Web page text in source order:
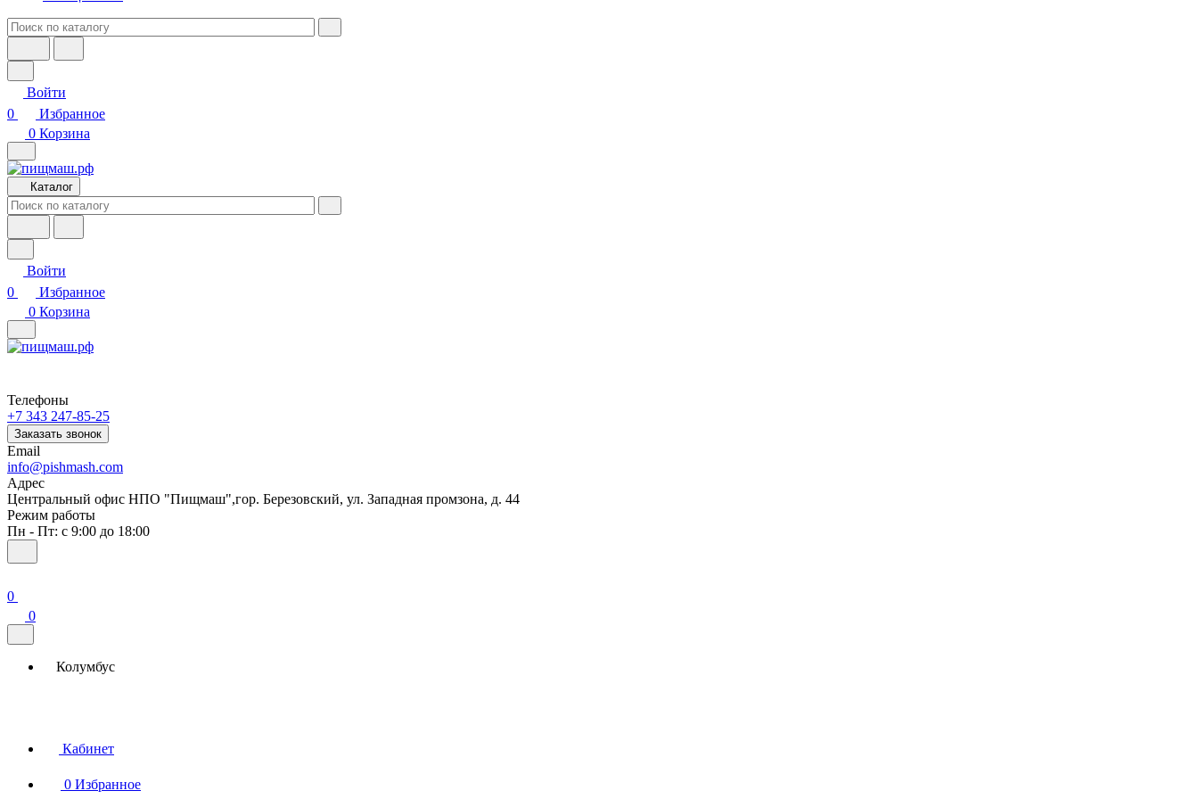
Войти
0
Избранное
0 Корзина
Каталог
Войти
0
Избранное
0 Корзина
Телефоны
+7 343 247-85-25
Заказать звонок
Email
info@pishmash.com
Адрес
Центральный офис НПО "Пищмаш",гор. Березовский, ул. Западная промзона, д. 44
Режим работы
Пн - Пт: с 9:00 до 18:00
0
0
Колумбус
Кабинет
0 Избранное